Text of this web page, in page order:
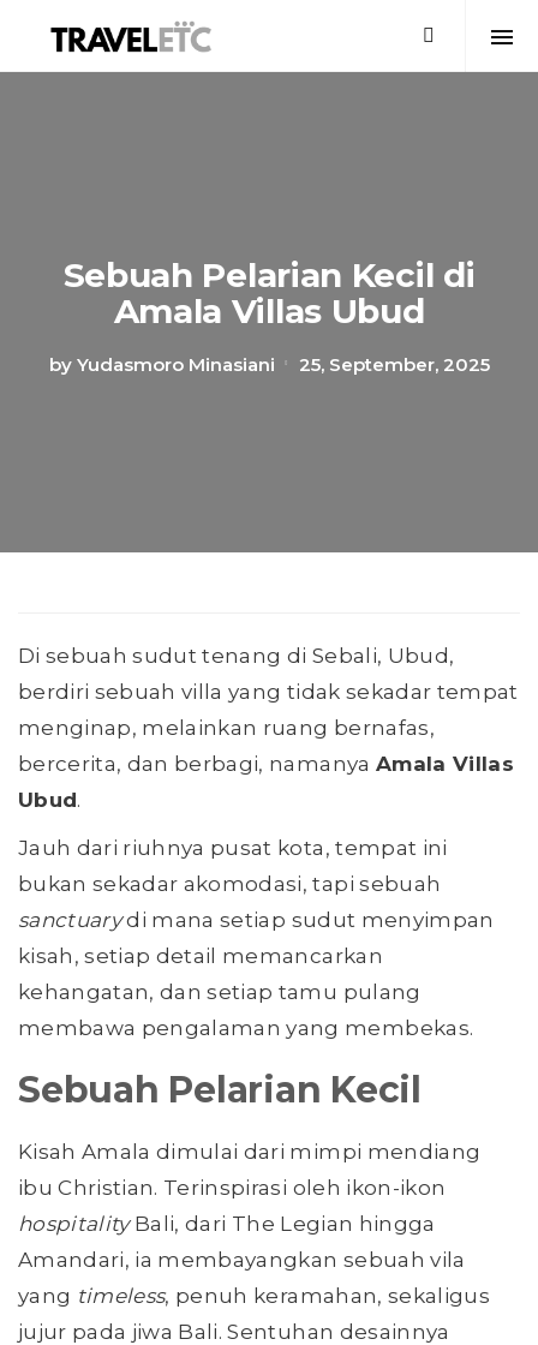
Sebuah Pelarian Kecil di
Amala Villas Ubud
by Yudasmoro Minasiani 25, September, 2025
Di sebuah sudut tenang di Sebali, Ubud,
berdiri sebuah villa yang tidak sekadar tempat
menginap, melainkan ruang bernafas,
bercerita, dan berbagi, namanya Amala Villas
Ubud.
Jauh dari riuhnya pusat kota, tempat ini
bukan sekadar akomodasi, tapi sebuah
sanctuarydi mana setiap sudut menyimpan
kisah, setiap detail memancarkan
kehangatan, dan setiap tamu pulang
membawa pengalaman yang membekas.
Sebuah Pelarian Kecil
Kisah Amala dimulai dari mimpi mendiang
ibu Christian. Terinspirasi oleh ikon-ikon
hospitalityBali, dari The Legian hingga
Amandari, ia membayangkan sebuah vila
yang timeless, penuh keramahan, sekaligus
jujur pada jiwa Bali. Sentuhan desainnya